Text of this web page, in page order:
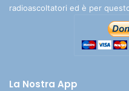
radioascoltatori ed è per
La Nostra App